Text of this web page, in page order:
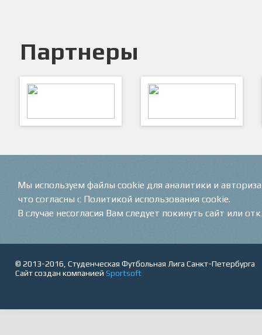
Партнеры
© 2013-2016, Студенческая Футбольная Лига Санкт-Петербурга
Сайт создан компанией Sportsoft
Мы используем файлы cookie для аналитики и
что согласны с Политикой использования cookie.
В случае несогласия Вам следует покинуть сайт или